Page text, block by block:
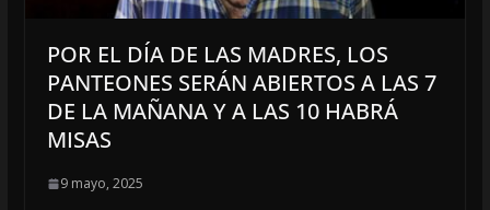
POR EL DÍA DE LAS MADRES, LOS
PANTEONES SERÁN ABIERTOS A LAS 7
DE LA MAÑANA Y A LAS 10 HABRÁ
MISAS
9 mayo, 2025